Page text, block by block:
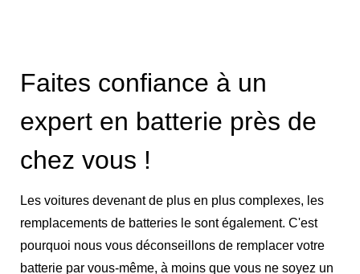
Faites confiance à un
expert en batterie près de
chez vous !
Les voitures devenant de plus en plus complexes, les
remplacements de batteries le sont également. C'est
pourquoi nous vous déconseillons de remplacer votre
batterie par vous-même, à moins que vous ne soyez un